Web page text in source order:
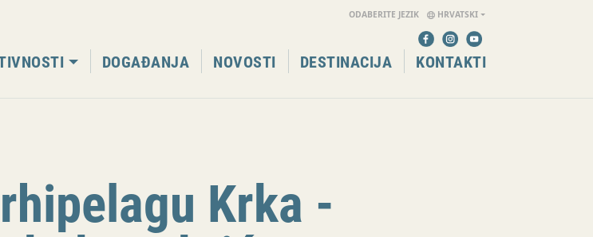
ODABERITE JEZIK HRVATSKI
DOGAĐANJA NOVOSTI DESTINACIJA KONTAKTI
Krka -